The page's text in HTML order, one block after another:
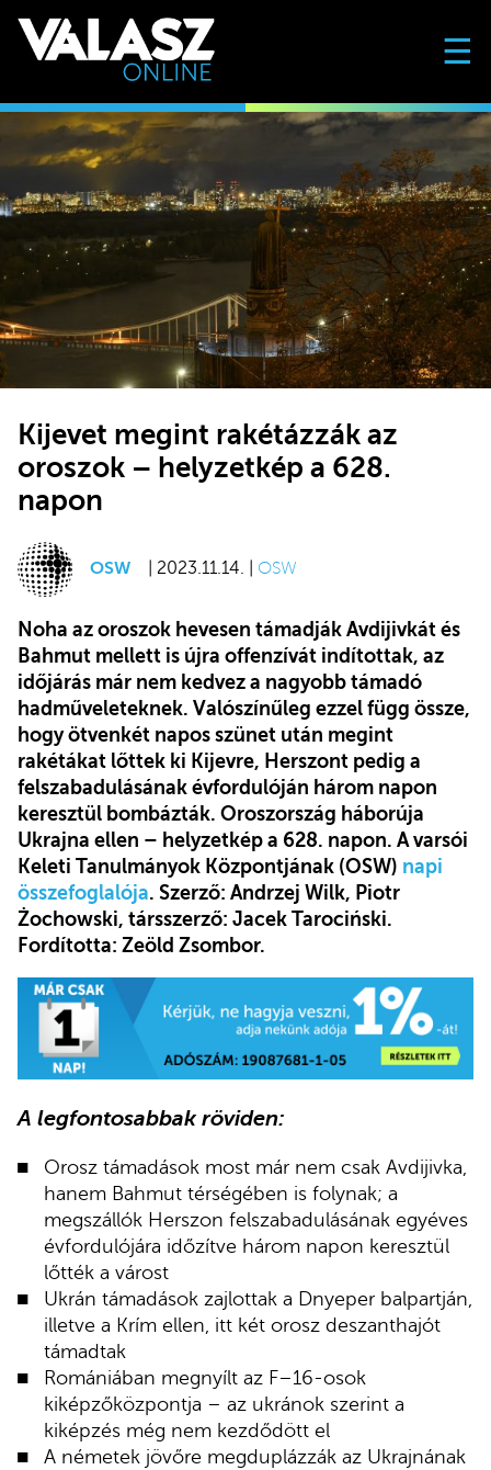
☰
Kijevet megint rakétázzák az
oroszok – helyzetkép a 628.
napon
OSW | 2023.11.14. | OSW
Noha az oroszok hevesen támadják Avdijivkát és
Bahmut mellett is újra offenzívát indítottak, az
időjárás már nem kedvez a nagyobb támadó
hadműveleteknek. Valószínűleg ezzel függ össze,
hogy ötvenkét napos szünet után megint
rakétákat lőttek ki Kijevre, Herszont pedig a
felszabadulásának évfordulóján három napon
keresztül bombázták. Oroszország háborúja
Ukrajna ellen – helyzetkép a 628. napon. A varsói
Keleti Tanulmányok Központjának (OSW) napi
összefoglalója. Szerző: Andrzej Wilk, Piotr
Żochowski, társszerző: Jacek Tarociński.
Fordította: Zeöld Zsombor.
A legfontosabbak röviden:
Orosz támadások most már nem csak Avdijivka,
hanem Bahmut térségében is folynak; a
megszállók Herszon felszabadulásának egyéves
évfordulójára időzítve három napon keresztül
lőtték a várost
Ukrán támadások zajlottak a Dnyeper balpartján,
illetve a Krím ellen, itt két orosz deszanthajót
támadtak
Romániában megnyílt az F–16-osok
kiképzőközpontja – az ukránok szerint a
kiképzés még nem kezdődött el
A németek jövőre megduplázzák az Ukrajnának